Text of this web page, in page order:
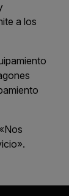
a los